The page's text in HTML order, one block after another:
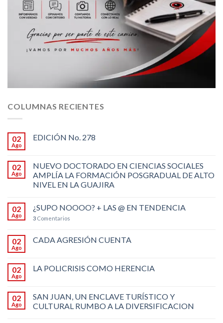
COLUMNAS RECIENTES
02
Ago
EDICIÓN No. 278
02
Ago
NUEVO DOCTORADO EN CIENCIAS SOCIALES
AMPLÍA LA FORMACIÓN POSGRADUAL DE ALTO
NIVEL EN LA GUAJIRA
02
Ago
¿SUPO NOOOO? + LAS @ EN TENDENCIA
3 Comentarios
02
Ago
CADA AGRESIÓN CUENTA
02
Ago
LA POLICRISIS COMO HERENCIA
02
Ago
SAN JUAN, UN ENCLAVE TURÍSTICO Y
CULTURAL RUMBO A LA DIVERSIFICACION